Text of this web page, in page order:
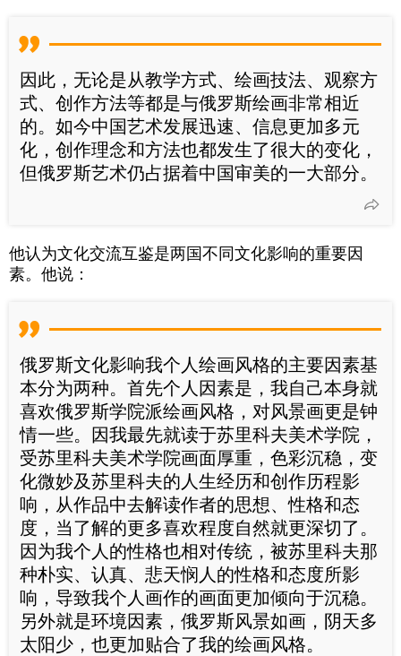
因此，无论是从教学方式、绘画技法、观察方
式、创作方法等都是与俄罗斯绘画非常相近
的。如今中国艺术发展迅速、信息更加多元
化，创作理念和方法也都发生了很大的变化，
但俄罗斯艺术仍占据着中国审美的一大部分。
他认为文化交流互鉴是两国不同文化影响的重要因
素。他说：
俄罗斯文化影响我个人绘画风格的主要因素基
本分为两种。首先个人因素是，我自己本身就
喜欢俄罗斯学院派绘画风格，对风景画更是钟
情一些。因我最先就读于苏里科夫美术学院，
受苏里科夫美术学院画面厚重，色彩沉稳，变
化微妙及苏里科夫的人生经历和创作历程影
响，从作品中去解读作者的思想、性格和态
度，当了解的更多喜欢程度自然就更深切了。
因为我个人的性格也相对传统，被苏里科夫那
种朴实、认真、悲天悯人的性格和态度所影
响，导致我个人画作的画面更加倾向于沉稳。
另外就是环境因素，俄罗斯风景如画，阴天多
太阳少，也更加贴合了我的绘画风格。